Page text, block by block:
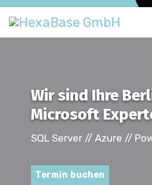
Skip
content
Wir sind Ihre
Microsoft
SQL Server // Azure //
Termin buchen